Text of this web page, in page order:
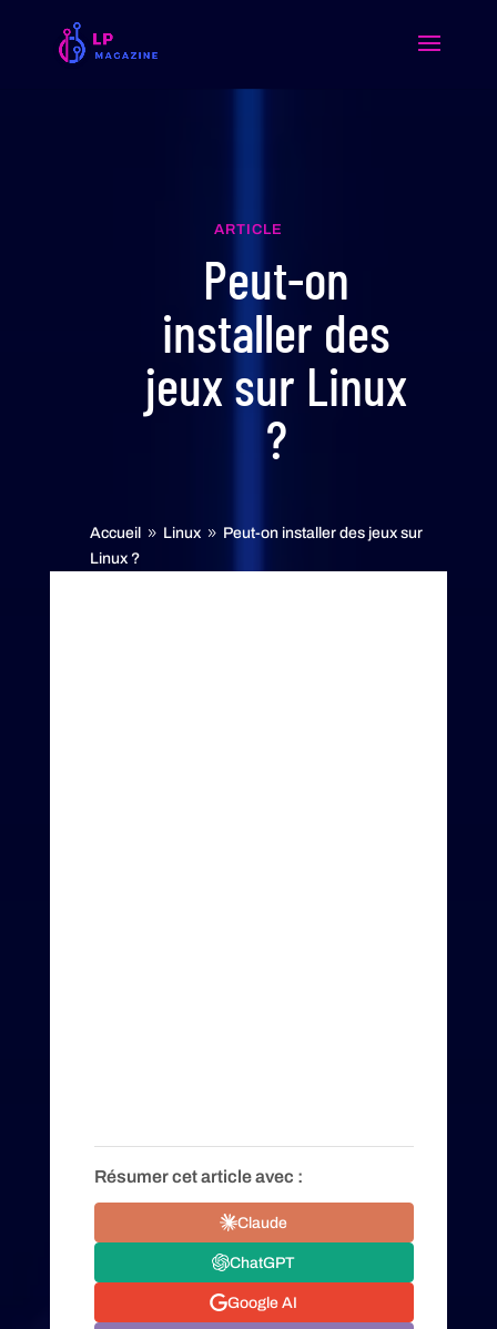
ARTICLE
Peut-on
installer des
jeux sur Linux
?
Accueil 9 Linux 9 Peut-on installer des jeux sur
Linux ?
Résumer cet article avec :
Claude
ChatGPT
Google AI